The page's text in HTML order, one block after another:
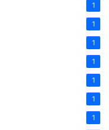
1
1
1
1
1
1
1